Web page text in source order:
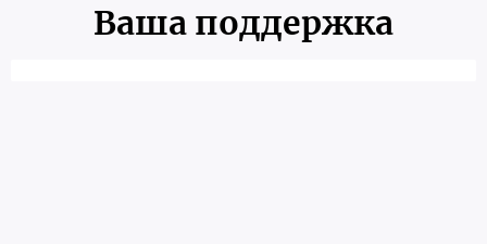
Ваша поддержка